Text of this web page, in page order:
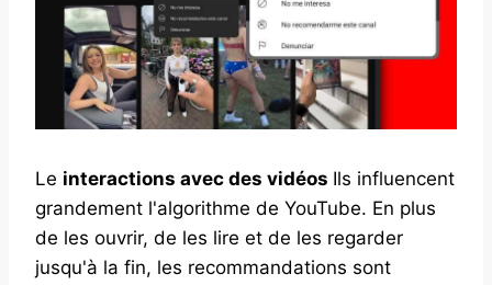
Le interactions avec des vidéos Ils influencent
grandement l'algorithme de YouTube. En plus
de les ouvrir, de les lire et de les regarder
jusqu'à la fin, les recommandations sont